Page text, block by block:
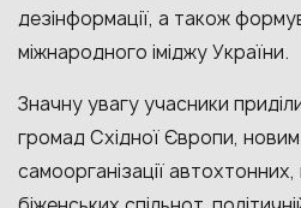
дезінформації, а також
міжнародного іміджу України.
Значну увагу учасники
громад Східної Європи,
самоорганізації автохтонних,